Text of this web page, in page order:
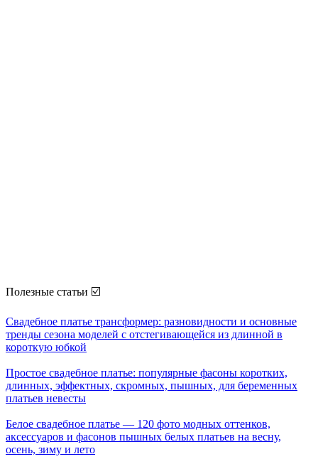
Полезные статьи ☑️
Свадебное платье трансформер: разновидности и основные
тренды сезона моделей с отстегивающейся из длинной в
короткую юбкой
Простое свадебное платье: популярные фасоны коротких,
длинных, эффектных, скромных, пышных, для беременных
платьев невесты
Белое свадебное платье — 120 фото модных оттенков,
аксессуаров и фасонов пышных белых платьев на весну,
осень, зиму и лето